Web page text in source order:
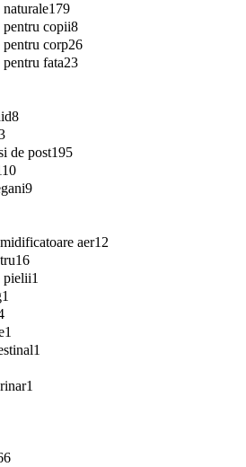
naturale179
pentru copii8
pentru corp26
fata23
8
de post195
9
aer12
16
pielii1
1
1
1
1